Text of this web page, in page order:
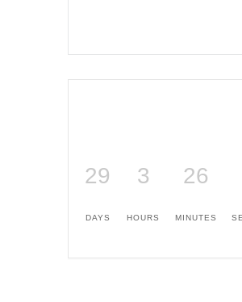
29
DAYS
3
HOURS
26
MINUTES